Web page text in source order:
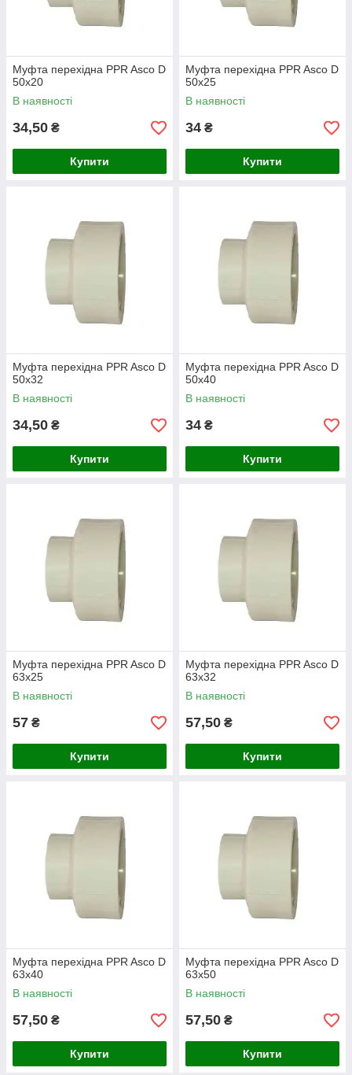
Муфта перехідна PPR Asco D
50х20
В наявності
34,50 ₴
Купити
Муфта перехідна PPR Asco D
50х25
В наявності
34 ₴
Купити
Муфта перехідна PPR Asco D
50х32
В наявності
34,50 ₴
Купити
Муфта перехідна PPR Asco D
50х40
В наявності
34 ₴
Купити
Муфта перехідна PPR Asco D
63х25
В наявності
57 ₴
Купити
Муфта перехідна PPR Asco D
63х32
В наявності
57,50 ₴
Купити
Муфта перехідна PPR Asco D
63х40
В наявності
57,50 ₴
Купити
Муфта перехідна PPR Asco D
63х50
В наявності
57,50 ₴
Купити